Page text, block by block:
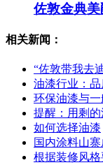
佐敦金典美
相关新闻：
“佐敦带我去
油漆行业：
环保油漆与
提醒：用剩
如何选择油漆
国内涂料山
根据装修风